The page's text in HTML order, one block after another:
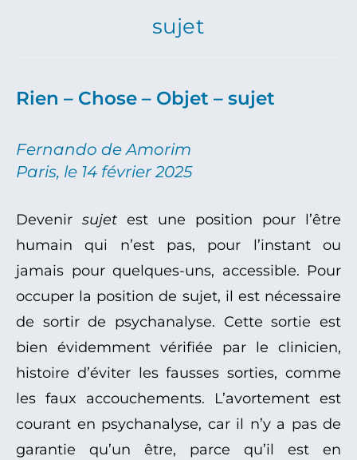
sujet
Rien – Chose – Objet – sujet
Fernando de Amorim
Paris, le 14 février 2025
Devenir sujet est une position pour l’être
humain qui n’est pas, pour l’instant ou
jamais pour quelques-uns, accessible. Pour
occuper la position de sujet, il est nécessaire
de sortir de psychanalyse. Cette sortie est
bien évidemment vérifiée par le clinicien,
histoire d’éviter les fausses sorties, comme
les faux accouchements. L’avortement est
courant en psychanalyse, car il n’y a pas de
garantie qu’un être, parce qu’il est en